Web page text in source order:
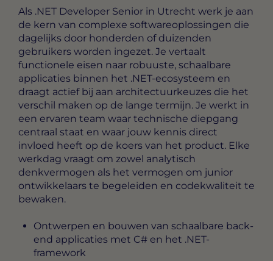
Als .NET Developer Senior in Utrecht werk je aan
de kern van complexe softwareoplossingen die
dagelijks door honderden of duizenden
gebruikers worden ingezet. Je vertaalt
functionele eisen naar robuuste, schaalbare
applicaties binnen het .NET-ecosysteem en
draagt actief bij aan architectuurkeuzes die het
verschil maken op de lange termijn. Je werkt in
een ervaren team waar technische diepgang
centraal staat en waar jouw kennis direct
invloed heeft op de koers van het product. Elke
werkdag vraagt om zowel analytisch
denkvermogen als het vermogen om junior
ontwikkelaars te begeleiden en codekwaliteit te
bewaken.
Ontwerpen en bouwen van schaalbare back-
end applicaties met C# en het .NET-
framework